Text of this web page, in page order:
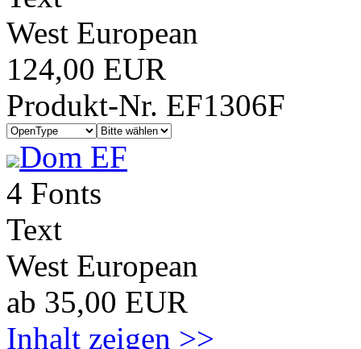
West European
124,00 EUR
Produkt-Nr. EF1306F
Dom EF
4 Fonts
Text
West European
ab 35,00 EUR
Inhalt zeigen >>